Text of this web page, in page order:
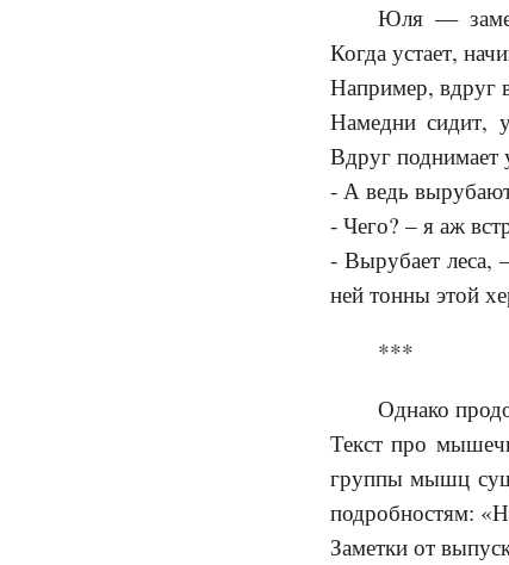
Юля —
Когда устает,
Например, вдруг
Намедни сидит,
Вдруг поднимает
- А ведь
- Чего? – я аж
- Вырубает леса,
ней тонны этой
***
Однако
Текст про
группы мышц
подробностям:
Заметки от